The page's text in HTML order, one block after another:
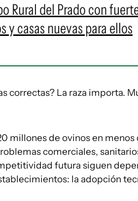
Rural del Prado con
y casas nuevas para ellos
correctas? La raza importa.
millones de ovinos en menos
comerciales,
futura siguen
la adopción